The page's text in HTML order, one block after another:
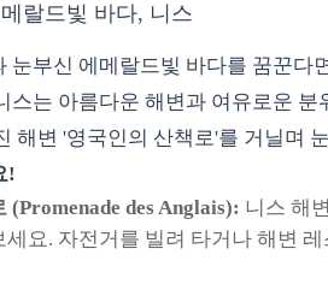
랄드빛 바다, 니스
눈부신 에메랄드빛 바다를 꿈꾼다
스는 아름다운 해변과 여유로운
해변 '영국인의 산책로'를 거닐며
!
(Promenade des Anglais): 니스 해
세요. 자전거를 빌려 타거나 해변